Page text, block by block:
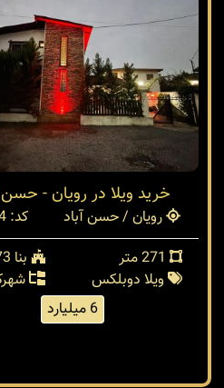
خرید ویلا در رویان - حسن
رویان / حسن آباد
کد: 35114
بنا 173 متر
ویلا دوبلکس
6 میلیارد